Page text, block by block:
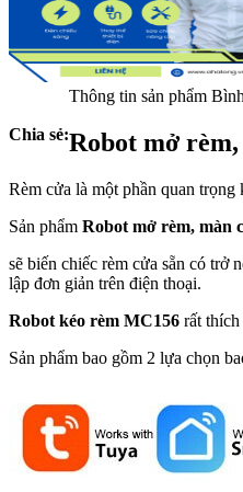
Chia sẻ:
Thông tin sản phẩm
Robot mở
Rèm cửa là một phần quan
Sản phẩm Robot mở rèm, màn
sẽ biến chiếc rèm cửa sẵn có trở
lập đơn giản trên điện thoại.
Robot kéo rèm MC156 rất
Sản phẩm bao gồm 2 lựa chọn